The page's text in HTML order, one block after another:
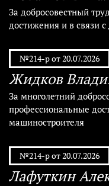
За добросовестный
достижения и в связи
№214-р от 20.07.2026
Жидков
За многолетний
профессиональные
машиностроителя
№214-р от 20.07.2026
Лафуткин